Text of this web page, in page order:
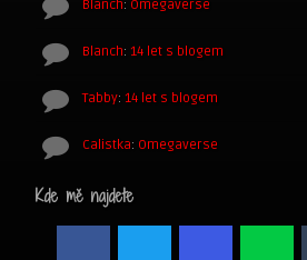
Blanch: Omegaverse
Blanch: 14 let s blogem
Tabby: 14 let s blogem
Calistka: Omegaverse
Kde mě najdete